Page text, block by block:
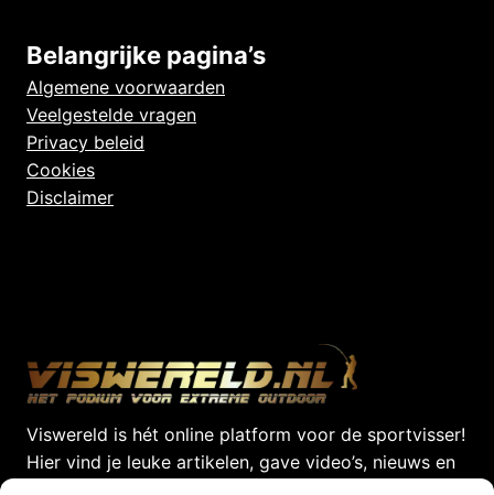
Belangrijke pagina’s
Algemene voorwaarden
Veelgestelde vragen
Privacy beleid
Cookies
Disclaimer
Viswereld is hét online platform voor de sportvisser!
Hier vind je leuke artikelen, gave video’s, nieuws en